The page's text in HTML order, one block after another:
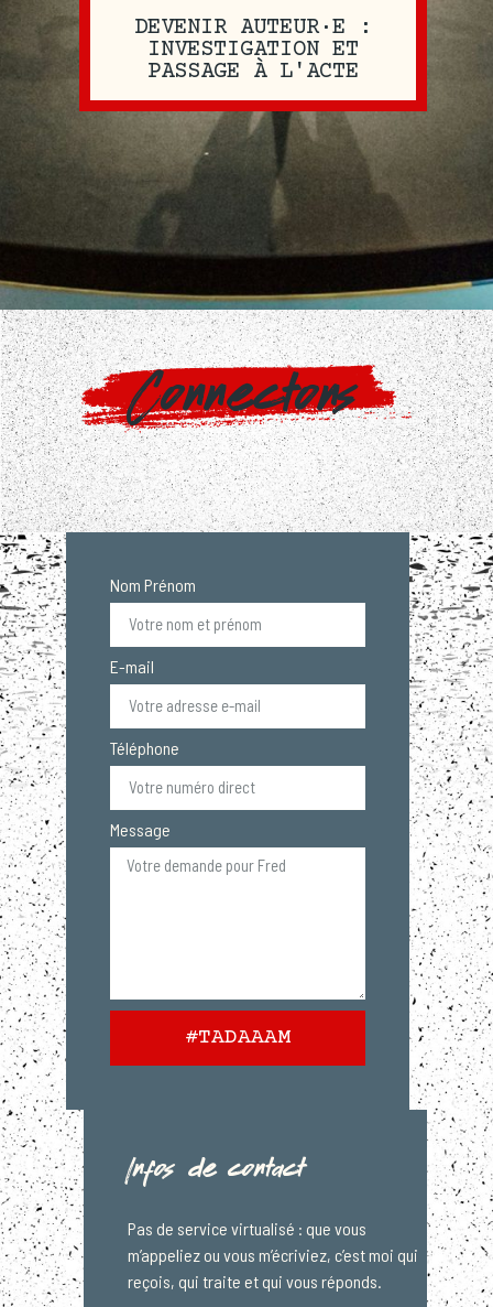
DEVENIR AUTEUR·E :
INVESTIGATION ET
PASSAGE À L'ACTE
Connectons
Nom Prénom
E-mail
Téléphone
Message
#TADAAAM
Infos de contact
Pas de service virtualisé : que vous
m’appeliez ou vous m’écriviez, c’est moi qui
reçois, qui traite et qui vous réponds.